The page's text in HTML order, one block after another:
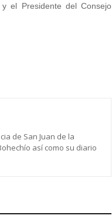
el Presidente del Consejo
de San Juan de la
así como su diario